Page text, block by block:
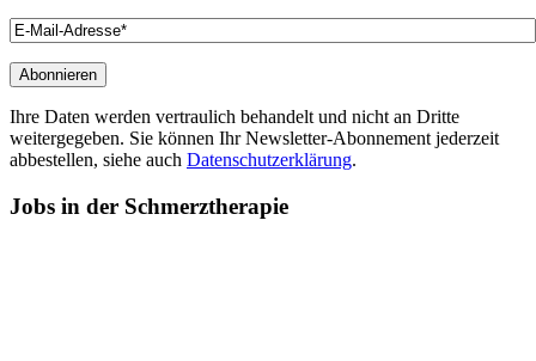
Ihre Daten werden vertraulich behandelt und nicht an Dritte
weitergegeben. Sie können Ihr Newsletter-Abonnement jederzeit
abbestellen, siehe auch Datenschutzerklärung.
Jobs in der Schmerztherapie